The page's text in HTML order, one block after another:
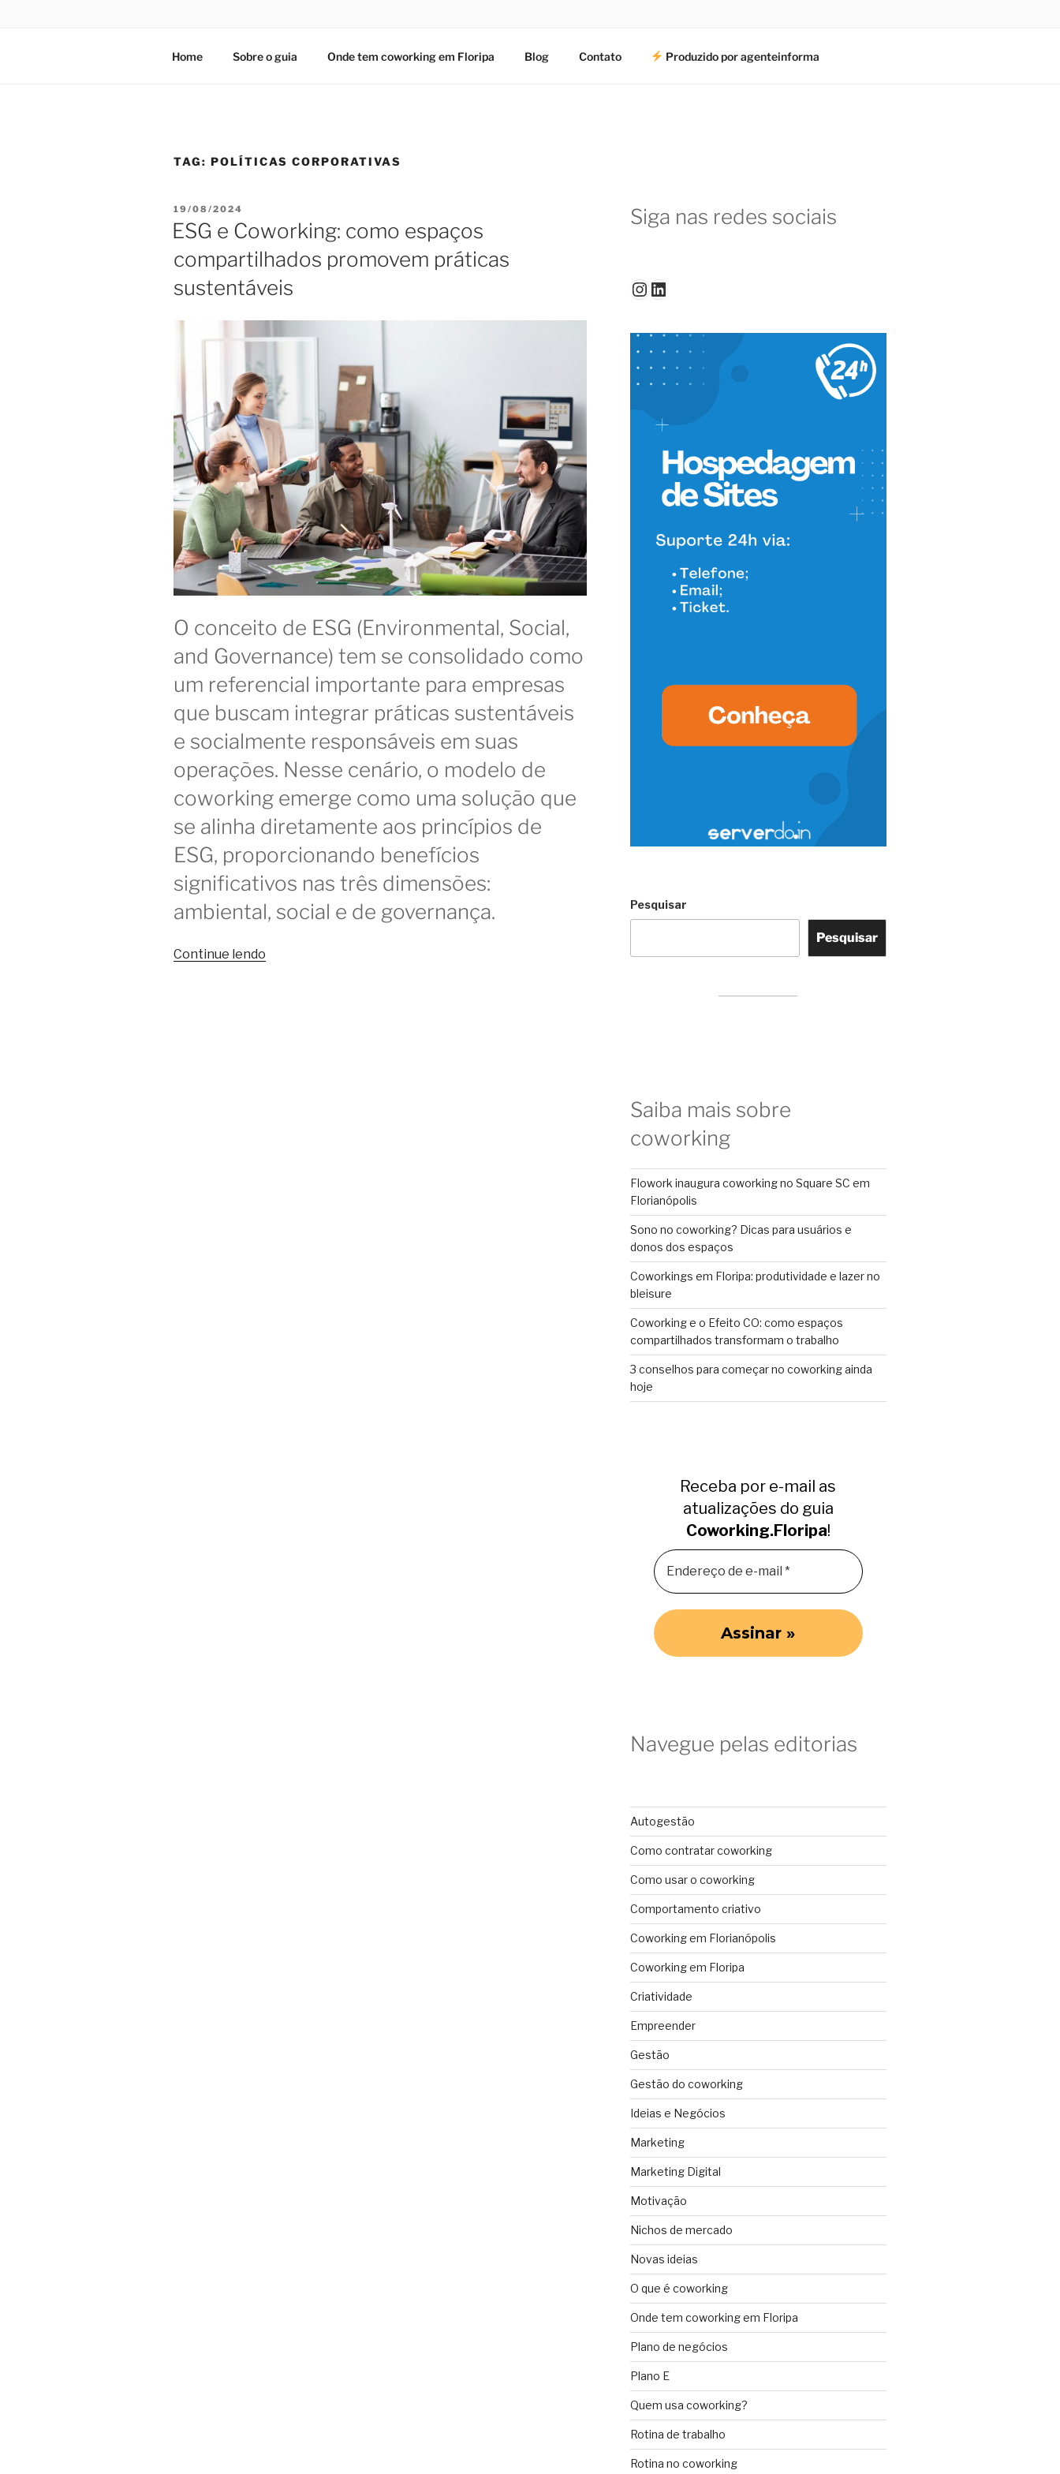
Home Sobre o guia Onde tem coworking em Floripa Blog Contato Produzido por agenteinforma
TAG: POLÍTICAS CORPORATIVAS
PUBLICADO
EM
19/08/2024
ESG e Coworking: como espaços
compartilhados promovem práticas
sustentáveis
O conceito de ESG (Environmental, Social,
and Governance) tem se consolidado como
um referencial importante para empresas
que buscam integrar práticas sustentáveis
e socialmente responsáveis em suas
operações. Nesse cenário, o modelo de
coworking emerge como uma solução que
se alinha diretamente aos princípios de
ESG, proporcionando benefícios
significativos nas três dimensões:
ambiental, social e de governança.
Continue lendo
Siga nas redes sociais
Instagram
LinkedIn
Pesquisar
Pesquisar
Saiba mais sobre
coworking
Flowork inaugura coworking no Square SC em
Florianópolis
Sono no coworking? Dicas para usuários e
donos dos espaços
Coworkings em Floripa: produtividade e lazer no
bleisure
Coworking e o Efeito CO: como espaços
compartilhados transformam o trabalho
3 conselhos para começar no coworking ainda
hoje
Receba por e-mail as
atualizações do guia
Coworking.Floripa!
Navegue pelas editorias
Autogestão
Como contratar coworking
Como usar o coworking
Comportamento criativo
Coworking em Florianópolis
Coworking em Floripa
Criatividade
Empreender
Gestão
Gestão do coworking
Ideias e Negócios
Marketing
Marketing Digital
Motivação
Nichos de mercado
Novas ideias
O que é coworking
Onde tem coworking em Floripa
Plano de negócios
Plano E
Quem usa coworking?
Rotina de trabalho
Rotina no coworking